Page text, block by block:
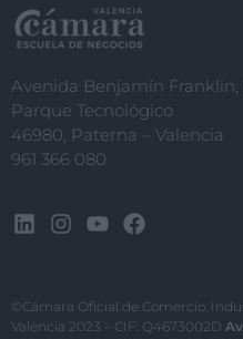
Avenida Benjamín Franklin,
Parque Tecnológico
46980, Paterna – Valencia
961 366 080
©Cámara Oficial de Comercio,
València 2023 – CIF: Q4673002D